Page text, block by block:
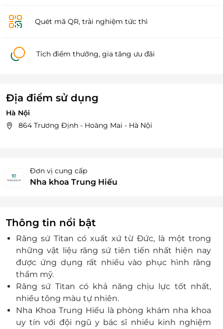
Quét mã QR, trải nghiệm tức thì
Tích điểm thưởng, gia tăng ưu đãi
Địa điểm sử dụng
Hà Nội
864 Trương Định - Hoàng Mai - Hà Nội
Đơn vị cung cấp
Nha khoa Trung Hiếu
Thông tin nổi bật
Răng sứ Titan có xuất xứ từ Đức, là một trong
những vật liệu răng sứ tiên tiến nhất hiện nay
được ứng dụng rất nhiều vào phục hình răng
thẩm mỹ.
Răng sứ Titan có khả năng chịu lực tốt nhất,
nhiều tông màu tự nhiên.
Nha Khoa Trung Hiếu là phòng khám nha khoa
uy tín với đội ngũ y bác sĩ nhiều kinh nghiệm